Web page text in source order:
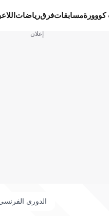
كووورةمسابقاتفرقرياضات
إعلان
الدوري